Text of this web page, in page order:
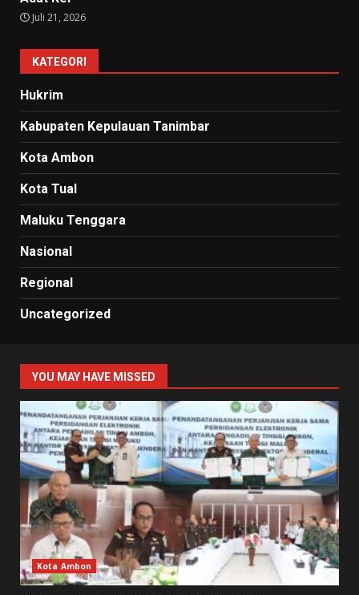
Juli 21, 2026
KATEGORI
Hukrim
Kabupaten Kepulauan Tanimbar
Kota Ambon
Kota Tual
Maluku Tenggara
Nasional
Regional
Uncategorized
YOU MAY HAVE MISSED
Kota Ambon